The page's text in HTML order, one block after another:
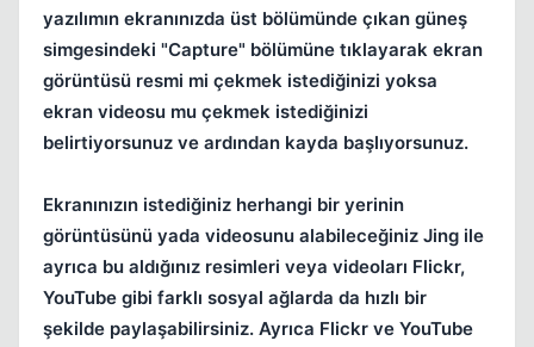
yazılımın ekranınızda üst bölümünde çıkan güneş
simgesindeki "Capture" bölümüne tıklayarak ekran
görüntüsü resmi mi çekmek istediğinizi yoksa
ekran videosu mu çekmek istediğinizi
belirtiyorsunuz ve ardından kayda başlıyorsunuz.
Ekranınızın istediğiniz herhangi bir yerinin
görüntüsünü yada videosunu alabileceğiniz Jing ile
ayrıca bu aldığınız resimleri veya videoları Flickr,
YouTube gibi farklı sosyal ağlarda da hızlı bir
şekilde paylaşabilirsiniz. Ayrıca Flickr ve YouTube